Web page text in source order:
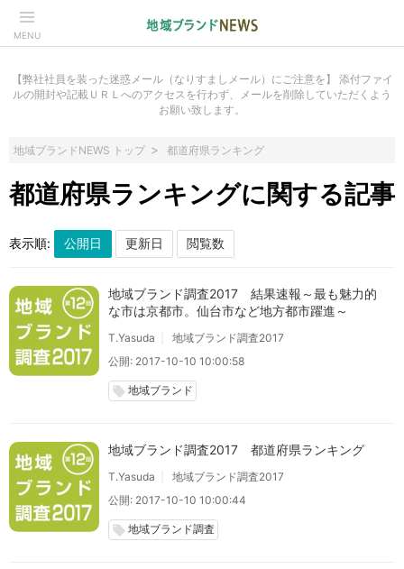
MENU
【弊社社員を装った迷惑メール（なりすましメール）にご注意を】 添付ファイ
ルの開封や記載ＵＲＬへのアクセスを行わず、メールを削除していただくよう
お願い致します。
地域ブランドNEWS トップ 都道府県ランキング
都道府県ランキングに関する記事
表示順:
地域ブランド調査2017 結果速報～最も魅力的
な市は京都市。仙台市など地方都市躍進～
T.Yasuda
地域ブランド調査2017
公開: 2017-10-10 10:00:58
local_offer 地域ブランド
地域ブランド調査2017 都道府県ランキング
T.Yasuda
地域ブランド調査2017
公開: 2017-10-10 10:00:44
local_offer 地域ブランド調査